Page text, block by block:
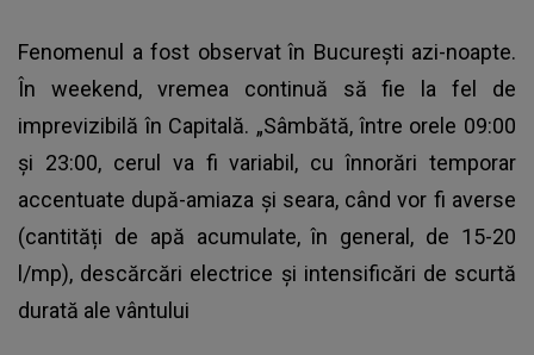
Fenomenul a fost observat în București azi-noapte.
În weekend, vremea continuă să fie la fel de
imprevizibilă în Capitală. „Sâmbătă, între orele 09:00
și 23:00, cerul va fi variabil, cu înnorări temporar
accentuate după-amiaza și seara, când vor fi averse
(cantități de apă acumulate, în general, de 15-20
l/mp), descărcări electrice și intensificări de scurtă
durată ale vântului